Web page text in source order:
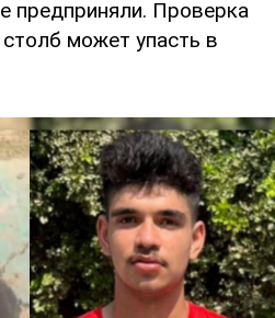
предприняли. Проверка
может упасть в